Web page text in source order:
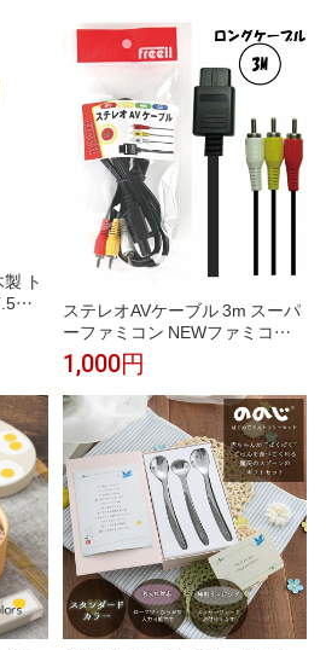
ト
寸
お
国
務用
ステレオAVケーブル 3m スーパ
ーファミコン NEWファミコン N
intendo64 ゲームキューブ 対応
互換ケーブル 互換品 ファミコン
ケーブル AV仕様 ロングケーブ
ル
1,000円